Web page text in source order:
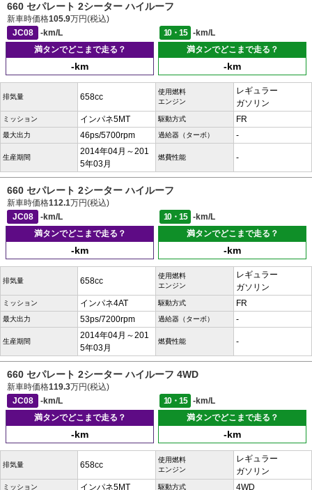
660 セパレート 2シーター ハイルーフ
新車時価格105.9万円(税込)
JC08
-km/L 10・15
-km/L
満タンでどこまで走る？
-km
満タンでどこまで走る？
-km
排気量 658cc
使用燃料
エンジン
レギュラー
ガソリン
ミッション インパネ5MT 駆動方式 FR
最大出力 46ps/5700rpm 過給器（ターボ） -
生産期間
2014年04月～201
5年03月
燃費性能 -
660 セパレート 2シーター ハイルーフ
新車時価格112.1万円(税込)
JC08
-km/L 10・15
-km/L
満タンでどこまで走る？
-km
満タンでどこまで走る？
-km
排気量 658cc
使用燃料
エンジン
レギュラー
ガソリン
ミッション インパネ4AT 駆動方式 FR
最大出力 53ps/7200rpm 過給器（ターボ） -
生産期間
2014年04月～201
5年03月
燃費性能 -
660 セパレート 2シーター ハイルーフ 4WD
新車時価格119.3万円(税込)
JC08
-km/L 10・15
-km/L
満タンでどこまで走る？
-km
満タンでどこまで走る？
-km
排気量 658cc
使用燃料
エンジン
レギュラー
ガソリン
ミッション インパネ5MT 駆動方式 4WD